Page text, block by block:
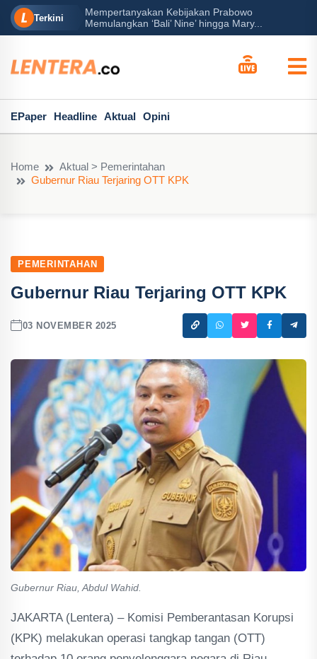
Terkini
Mempertanyakan Kebijakan Prabowo
Memulangkan ‘Bali’ Nine’ hingga Mary...
EPaper Headline Aktual Opini
Home
Aktual > Pemerintahan
Gubernur Riau Terjaring OTT KPK
PEMERINTAHAN
Gubernur Riau Terjaring OTT KPK
03 NOVEMBER 2025
Gubernur Riau, Abdul Wahid.
JAKARTA (Lentera) – Komisi Pemberantasan Korupsi
(KPK) melakukan operasi tangkap tangan (OTT)